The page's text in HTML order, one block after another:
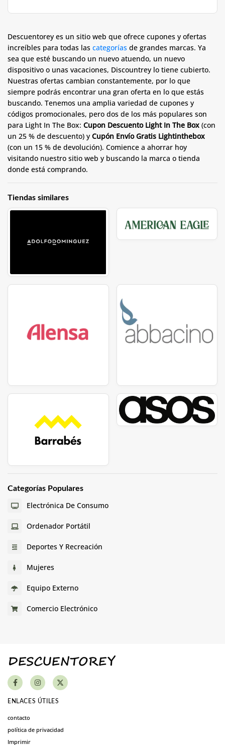
Descuentorey es un sitio web que ofrece cupones y ofertas
increíbles para todas las categorías de grandes marcas. Ya
sea que esté buscando un nuevo atuendo, un nuevo
dispositivo o unas vacaciones, Discountrey lo tiene cubierto.
Nuestras ofertas cambian constantemente, por lo que
siempre podrás encontrar una gran oferta en lo que estás
buscando. Tenemos una amplia variedad de cupones y
códigos promocionales, pero dos de los más populares son
para Light In The Box: Cupon Descuento Light In The Box (con
un 25 % de descuento) y Cupón Envío Gratis Lightinthebox
(con un 15 % de devolución). Comience a ahorrar hoy
visitando nuestro sitio web y buscando la marca o tienda
donde está comprando.
Tiendas similares
Categorías Populares
Electrónica De Consumo
Ordenador Portátil
Deportes Y Recreación
Mujeres
Equipo Externo
Comercio Electrónico
ENLACES ÚTILES
contacto
política de privacidad
Imprimir